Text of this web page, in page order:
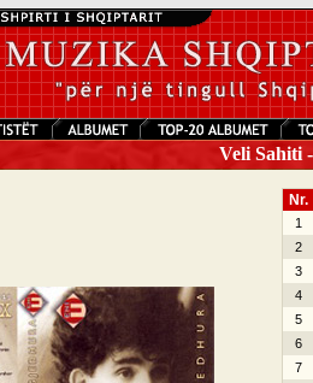
Veli Sahiti
Nr.
1
2
3
4
5
6
7